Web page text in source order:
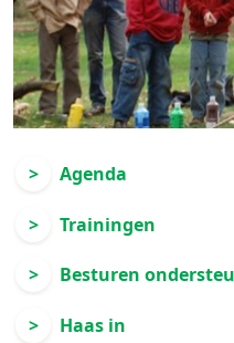
Agenda
Trainingen
Besturen
Haas in